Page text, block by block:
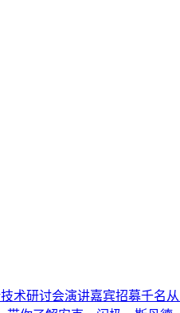
术研讨会演讲嘉宾招募千名